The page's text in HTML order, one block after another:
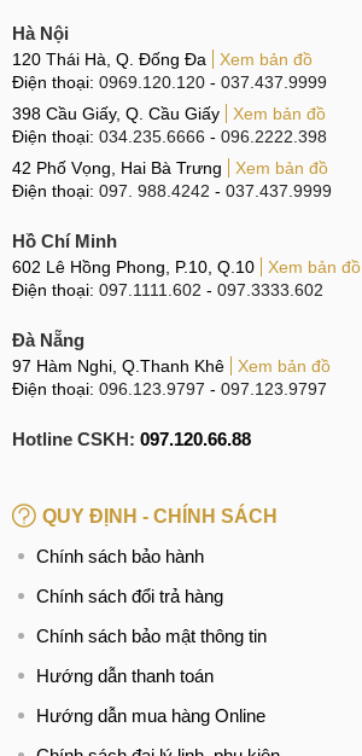
Hà Nội
120 Thái Hà, Q. Đống Đa
Xem bản đồ
Điện thoại: 0969.120.120 - 037.437.9999
398 Cầu Giấy, Q. Cầu Giấy
Xem bản đồ
Điện thoại: 034.235.6666 - 096.2222.398
42 Phố Vọng, Hai Bà Trưng
Xem bản đồ
Điện thoại: 097. 988.4242 - 037.437.9999
Hồ Chí Minh
602 Lê Hồng Phong, P.10, Q.10
Xem bản đồ
Điện thoại: 097.1111.602 - 097.3333.602
Đà Nẵng
97 Hàm Nghi, Q.Thanh Khê
Xem bản đồ
Điện thoại: 096.123.9797 - 097.123.9797
Hotline CSKH: 097.120.66.88
QUY ĐỊNH - CHÍNH SÁCH
Chính sách bảo hành
Chính sách đổi trả hàng
Chính sách bảo mật thông tin
Hướng dẫn thanh toán
Hướng dẫn mua hàng Online